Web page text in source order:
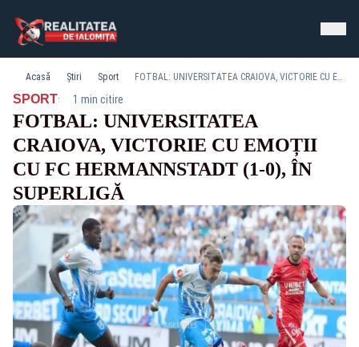
Acasă Știri Sport FOTBAL: UNIVERSITATEA CRAIOVA, VICTORIE CU EMOȚII CU FC HERMANNSTADT (1-0), ÎN SUPERLIGĂ
SPORT· 1 min citire
FOTBAL: UNIVERSITATEA
CRAIOVA, VICTORIE CU EMOȚII
CU FC HERMANNSTADT (1-0), ÎN
SUPERLIGĂ